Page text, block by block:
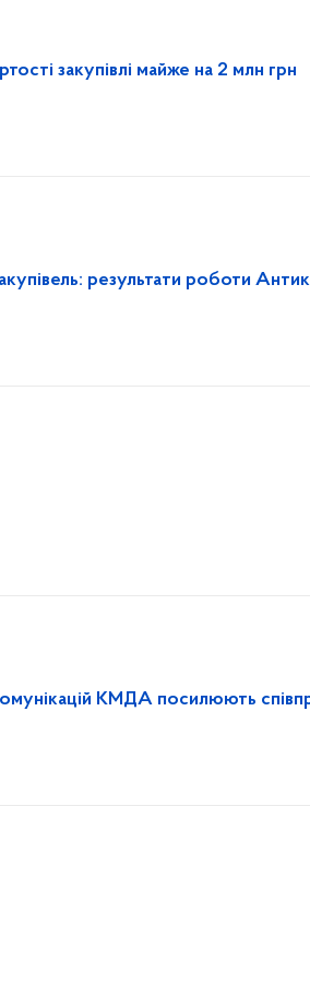
закупівлі майже на 2 млн грн
результати роботи
КМДА посилюють